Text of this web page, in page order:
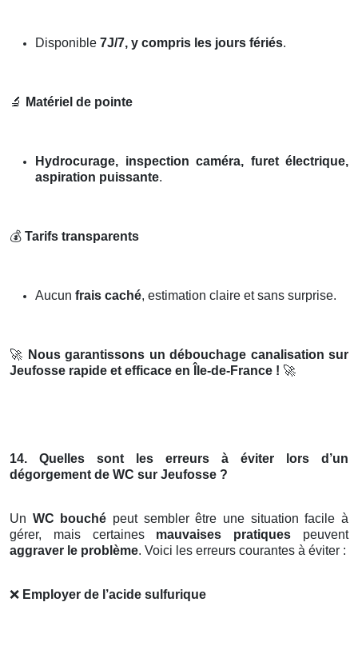
Disponible 7J/7, y compris les jours fériés.
🔬 Matériel de pointe
Hydrocurage, inspection caméra, furet électrique,
aspiration puissante.
💰 Tarifs transparents
Aucun frais caché, estimation claire et sans surprise.
🚀 Nous garantissons un débouchage canalisation sur
Jeufosse rapide et efficace en Île-de-France ! 🚀
14. Quelles sont les erreurs à éviter lors d’un
dégorgement de WC sur Jeufosse ?
Un WC bouché peut sembler être une situation facile à
gérer, mais certaines mauvaises pratiques peuvent
aggraver le problème. Voici les erreurs courantes à éviter :
❌ Employer de l’acide sulfurique